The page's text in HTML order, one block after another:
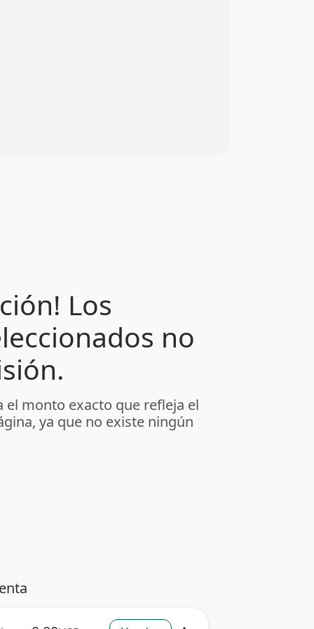
Los
no
el monto exacto que refleja el
ya que no existe ningún